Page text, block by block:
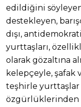
edildiğini
destekleyen,
dışı,
yurttaşları,
olarak gözaltına
kelepçeyle, şafak
teşhirle yurttaşlar
özgürlüklerinden